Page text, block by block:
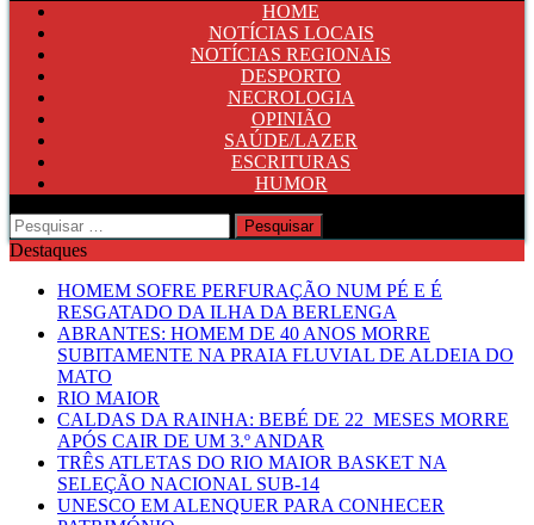
HOME
NOTÍCIAS LOCAIS
NOTÍCIAS REGIONAIS
DESPORTO
NECROLOGIA
OPINIÃO
SAÚDE/LAZER
ESCRITURAS
HUMOR
Pesquisar
por:
Destaques
HOMEM SOFRE PERFURAÇÃO NUM PÉ E É
RESGATADO DA ILHA DA BERLENGA
ABRANTES: HOMEM DE 40 ANOS MORRE
SUBITAMENTE NA PRAIA FLUVIAL DE ALDEIA DO
MATO
RIO MAIOR
CALDAS DA RAINHA: BEBÉ DE 22 MESES MORRE
APÓS CAIR DE UM 3.º ANDAR
TRÊS ATLETAS DO RIO MAIOR BASKET NA
SELEÇÃO NACIONAL SUB-14
UNESCO EM ALENQUER PARA CONHECER